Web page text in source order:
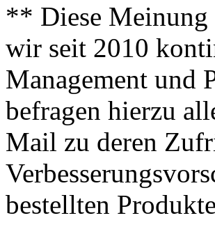
** Diese Meinung
wir seit 2010
Management und
befragen hierzu
Mail zu deren
bestellten